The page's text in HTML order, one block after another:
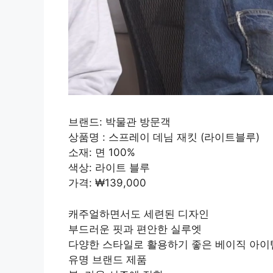
브랜드: 박물관 방문객
상품명 : 스프레이 데님 재킷 (라이트블루)
소재: 면 100%
색상: 라이트 블루
가격: ₩139,000
캐주얼하면서도 세련된 디자인
부드러운 핏과 편안한 실루엣
다양한 스타일로 활용하기 좋은 베이직 아이
유명 브랜드 제품